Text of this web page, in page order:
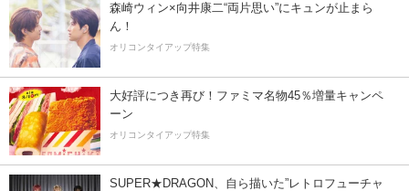
森崎ウィン×向井康二“両片思い”にキュンが止まら
ん！
オリコンタイアップ特集
大好評につき再び！ファミマ名物45％増量キャンペ
ーン
オリコンタイアップ特集
SUPER★DRAGON、自ら描いた”レトロフューチャ